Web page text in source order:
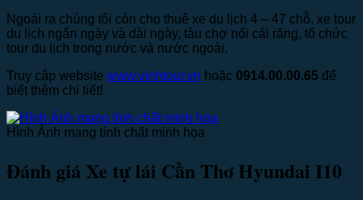
Ngoài ra chúng tôi còn cho thuê xe du lịch 4 – 47 chỗ, xe tour
du lịch ngắn ngày và dài ngày, tàu chợ nổi cái răng, tổ chức
tour du lịch trong nước và nước ngoài.
Truy cập website www.vinhtour.vn hoặc 0914.00.00.65 để
biết thêm chi tiết!
Hình Ảnh mang tính chất minh họa
Đánh giá Xe tự lái Cần Thơ Hyundai I10